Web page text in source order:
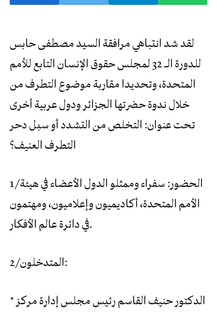
لقد شد انتباهي مرافقة السيد مصطفى حابس
للدورة الــ 32 لمجلس حقوق الإنسان التابع للأمم
المتحدة، وتحديدا مقاربة موضوع التطرف من
خلال ندوة حضرتها الجزائر ودول عربية أخرى
تحت عنوان: التخلص من التشدد أو سبل دحر
التطرف العنيف؟
1/ الحضور: سفراء وممثلو الدول الأعضاء في هيئة
الأمم المتحدة، أكاديميون وإعلاميون، ومهتمون
في دائرة عالم الأفكار.
2/ المتدخلون:
* الدكتور حنيف القاسم رئيس مجلس إدارة مركز